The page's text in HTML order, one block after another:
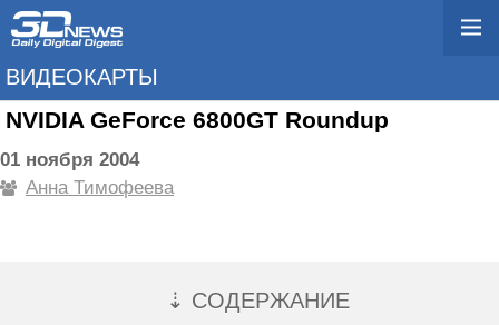
ВИДЕОКАРТЫ
NVIDIA GeForce 6800GT Roundup
01 ноября 2004
Анна Тимофеева
⇣ СОДЕРЖАНИЕ